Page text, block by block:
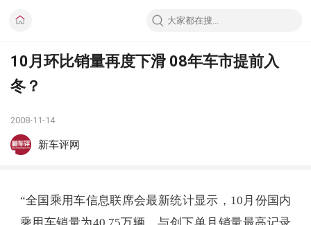
10月环比销量再度下滑 08年车市提前入
冬？
2008-11-14
新车评网
“全国乘用车信息联席会最新统计显示，10月份国内
乘用车销量为40.75万辆，与创下单月销量最高记录